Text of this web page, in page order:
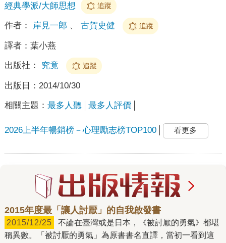
經典學派/大師思想
追蹤
作者： 岸見一郎 、 古賀史健 追蹤
譯者： 葉小燕
出版社： 究竟 追蹤
出版日： 2014/10/30
相關主題： 最多人聽 最多人評價
2026上半年暢銷榜－心理勵志榜TOP100 看更多
2015年度最「讓人討厭」的自我啟發書
2015/12/25
稱異數。「被討厭的勇氣」為原書書名直譯，當初一看到這